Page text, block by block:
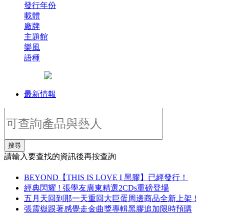
發行年份
載體
廠牌
主題館
樂風
語種
最新情報
搜尋
請輸入要查找的資訊後再按查詢
BEYOND【THIS IS LOVE I 黑膠】已經發行！
經典閃耀 ! 張學友廣東精選2CDs重磅登場
五月天回到那一天重回大巨蛋周邊商品全新上架 !
張震嶽跟著感覺走金曲獎專輯黑膠追加限時預購